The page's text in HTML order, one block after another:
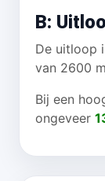
B:
De uitloop
van 2600
Bij een
ongeveer